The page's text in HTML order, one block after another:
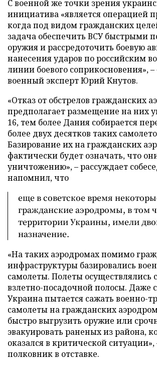
С военной же точки зрения
инициатива «является операцией
когда под видом гражданских
задача обеспечить ВСУ быстрыми
оружия и рассредоточить боевую
нанесения ударов по российским
линии боевого соприкосновения», –
военный эксперт Юрий Кнутов.
«Отказ от обстрелов гражданских
предполагает размещение на них
16, тем более Дания собирается
более двух десятков таких
Базирование их на гражданских
фактически будет означать, что
уничтожению», – рассуждает
напомнил, что
еще в советское время
гражданские аэродромы, в том
территории Украины, имели
назначение.
«На таких аэродромах помимо
инфраструктуры базировались
самолеты. Полеты осуществлялись
взлетно-посадочной полосы. Даже
Украина пытается сажать военно-
самолеты на гражданских
быстро выгрузить оружие или
эвакуировать раненых из района,
оказался в критической ситуации»,
полковник в отставке.